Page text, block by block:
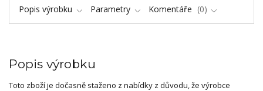
Popis výrobku Parametry Komentáře 0
Popis výrobku
Toto zboží je dočasně staženo z nabídky z důvodu, že výrobce